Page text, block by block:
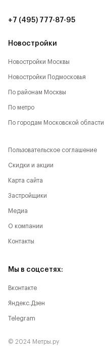
Новостройки
Новостройки Москвы
Новостройки Подмосковья
По районам Москвы
По метро
По городам Московской области
+7 (495) 777-87-95
Пользовательское соглашение
Скидки и акции
Карта сайта
Застройщики
Медиа
О компании
Контакты
Мы в соцсетях:
Вконтакте
Яндекс.Дзен
Telegram
© 2024 Метры.ру